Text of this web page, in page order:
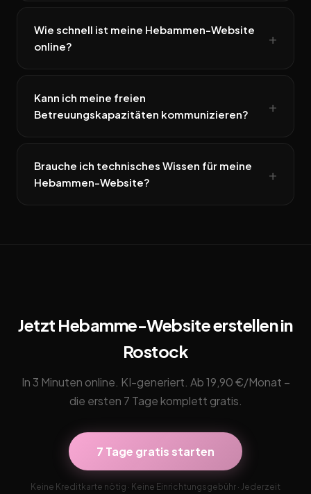
Wie schnell ist meine Hebammen-Website
online?
Kann ich meine freien
Betreuungskapazitäten kommunizieren?
Brauche ich technisches Wissen für meine
Hebammen-Website?
Jetzt Hebamme-Website erstellen in
Rostock
In 3 Minuten online. KI-generiert. Ab 19,90 €/Monat –
die ersten 7 Tage komplett gratis.
7 Tage gratis starten
Keine Kreditkarte nötig · Keine Einrichtungsgebühr · Jederzeit